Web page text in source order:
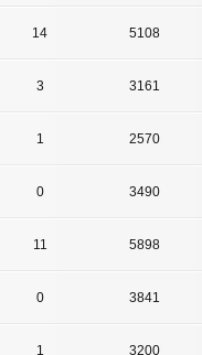
14 5108
3 3161
1 2570
0 3490
11 5898
0 3841
1 3200